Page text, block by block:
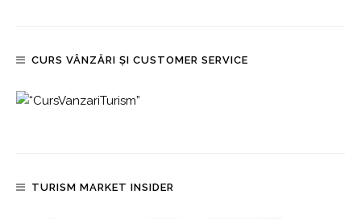
CURS VÂNZĂRI ȘI CUSTOMER SERVICE
TURISM MARKET INSIDER